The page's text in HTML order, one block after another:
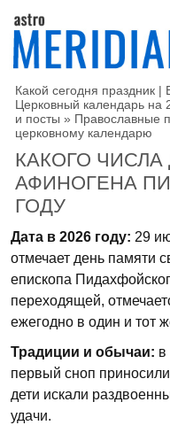
Какой сегодня праздник
Церковный календарь на
и посты » Православные
церковному календарю
КАКОГО
АФИНОГЕНА
ГОДУ
Дата в 2026 году: 29
отмечает день памяти
епископа
переходящей,
ежегодно в один и тот
Традиции и обычаи: в
первый сноп
дети искали
удачи.